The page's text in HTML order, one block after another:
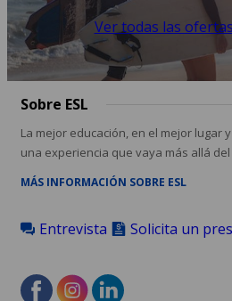
Ver todas las
Sobre ESL
La mejor educación, en el mejor lugar
una experiencia que vaya más allá del
MÁS INFORMACIÓN SOBRE ESL
Entrevista Solicita un